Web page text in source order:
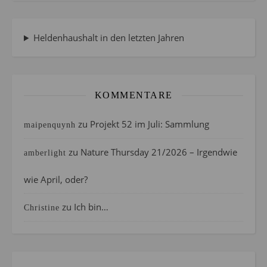
Heldenhaushalt in den letzten Jahren
KOMMENTARE
maipenquynh zu Projekt 52 im Juli: Sammlung
amberlight zu Nature Thursday 21/2026 – Irgendwie
wie April, oder?
Christine zu Ich bin…